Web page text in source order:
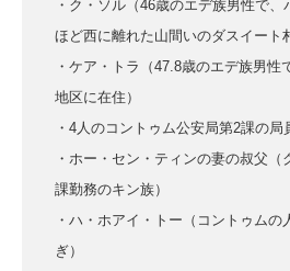
・ク・ソル（46歳のエデ族男性で
ほど西に離れた山間いのダスイート
・ケア・トラ（47.8歳のエデ族男性
地区に在住）
・4人のコントゥム公安局第2課の局
・ホー・セン・ティンの妻の叔父
課勤務のキン族）
・ハ・ホアイ・トー（コントゥムの
ぎ）